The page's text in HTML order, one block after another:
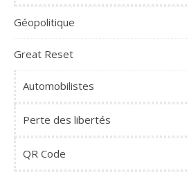
Géopolitique
Great Reset
Automobilistes
Perte des libertés
QR Code